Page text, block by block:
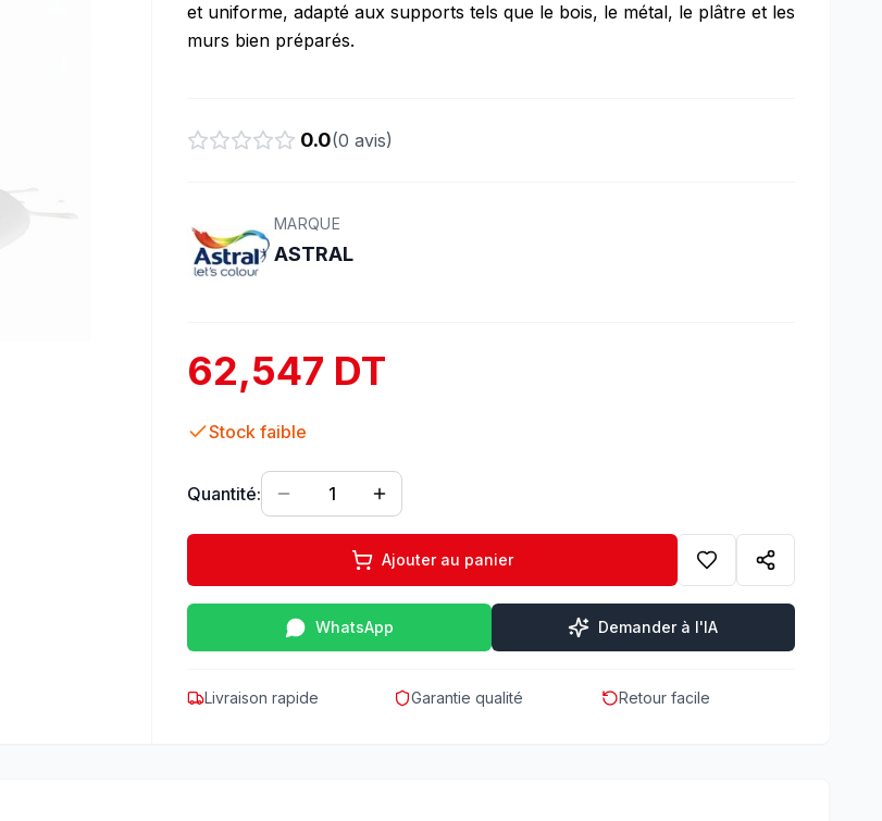
et uniforme, adapté aux supports tels que le bois, le métal, le plâtre et les
murs bien préparés.
0.0(0 avis)
MARQUE
ASTRAL
62,547 DT
Stock faible
Quantité: 1
Ajouter au panier
WhatsApp Demander à l'IA
Livraison rapide Garantie qualité Retour facile